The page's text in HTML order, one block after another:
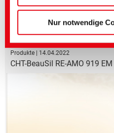
Nur notwendige
Ressourceneinsparungen durch
Produkte | 14.04.2022
CHT-BeauSil RE-AMO 919 EM